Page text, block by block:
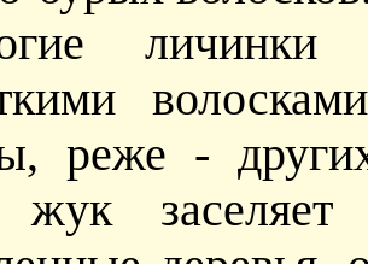
реже -
жук